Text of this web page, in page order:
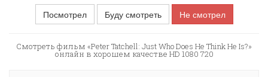
Посмотрел
Буду смотреть Не смотрел
Смотреть фильм «Peter Tatchell: Just Who Does He Think He Is?»
онлайн в хорошем качестве HD 1080 720